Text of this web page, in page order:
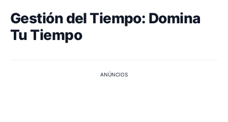
Gestión del Tiempo: Domina
Tu Tiempo
ANÚNCIOS